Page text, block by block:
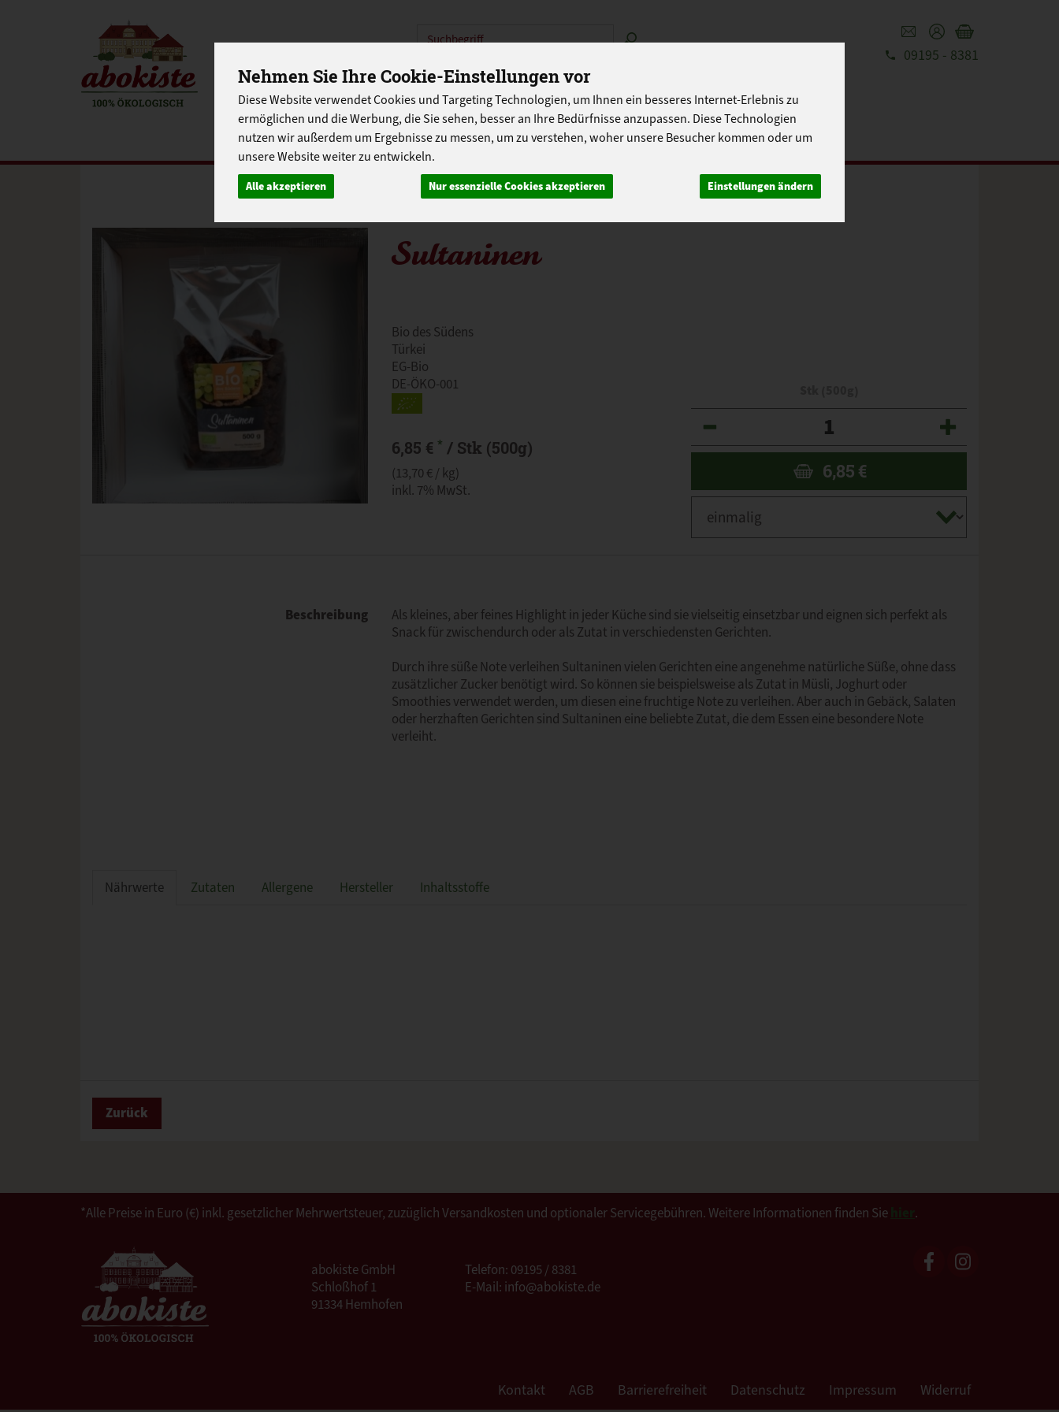
Nehmen Sie Ihre Cookie-Einstellungen vor
Diese Website verwendet Cookies und Targeting Technologien, um Ihnen ein besseres Internet-Erlebnis zu
ermöglichen und die Werbung, die Sie sehen, besser an Ihre Bedürfnisse anzupassen. Diese Technologien
nutzen wir außerdem um Ergebnisse zu messen, um zu verstehen, woher unsere Besucher kommen oder um
unsere Website weiter zu entwickeln.
Alle akzeptieren Nur essenzielle Cookies akzeptieren Einstellungen ändern
Produkt
09195 - 8381
EINKAUFEN ABOKISTEN SO GEHT'S ÜBER UNS
EU-SCHULPROGRAMM
Sultaninen
Bio des Südens
Türkei
EG-Bio
DE-ÖKO-001
6,85 € * / Stk (500g)
(13,70 € / kg)
inkl. 7% MwSt.
6,85 €
Beschreibung
Als kleines, aber feines Highlight in jeder Küche sind sie vielseitig einsetzbar und eignen sich perfekt als
Snack für zwischendurch oder als Zutat in verschiedensten Gerichten.
Durch ihre süße Note verleihen Sultaninen vielen Gerichten eine angenehme natürliche Süße, ohne dass
zusätzlicher Zucker benötigt wird. So können sie beispielsweise als Zutat in Müsli, Joghurt oder
Smoothies verwendet werden, um diesen eine fruchtige Note zu verleihen. Aber auch in Gebäck, Salaten
oder herzhaften Gerichten sind Sultaninen eine beliebte Zutat, die dem Essen eine besondere Note
verleiht.
Nährwerte Zutaten Allergene Hersteller Inhaltsstoffe
Zurück
*Alle Preise in Euro (€) inkl. gesetzlicher Mehrwertsteuer, zuzüglich Versandkosten und optionaler Servicegebühren. Weitere Informationen finden Sie .
abokiste GmbH
Schloßhof 1
91334 Hemhofen
Telefon: 09195 / 8381
E-Mail: info@abokiste.de
Kontakt AGB Barrierefreiheit Datenschutz Impressum Widerruf